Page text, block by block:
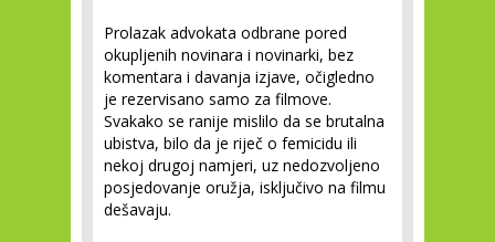
Prolazak advokata odbrane pored
okupljenih novinara i novinarki, bez
komentara i davanja izjave, očigledno
je rezervisano samo za filmove.
Svakako se ranije mislilo da se brutalna
ubistva, bilo da je riječ o femicidu ili
nekoj drugoj namjeri, uz nedozvoljeno
posjedovanje oružja, isključivo na filmu
dešavaju.